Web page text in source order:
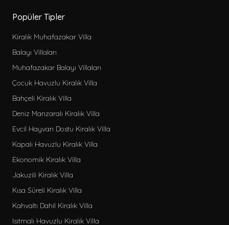
Popüler Tipler
Kiralık Muhafazakar Villa
Balayı Villaları
Muhafazakar Balayı Villaları
Çocuk Havuzlu Kiralık Villa
Bahçeli Kiralık Villa
Deniz Manzaralı Kiralık Villa
Evcil Hayvan Dostu Kiralık Villa
Kapalı Havuzlu Kiralık Villa
Ekonomik Kiralık Villa
Jakuzili Kiralık Villa
Kısa Süreli Kiralık Villa
Kahvaltı Dahil Kiralık Villa
Isıtmalı Havuzlu Kiralık Villa